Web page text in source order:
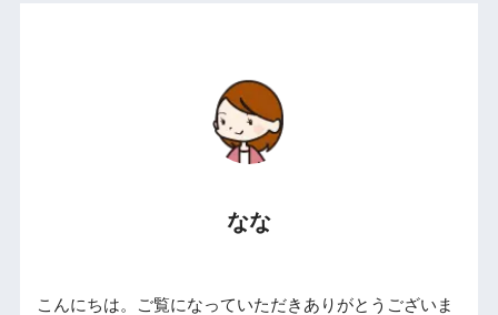
なな
こんにちは。ご覧になっていただきありがとうございま